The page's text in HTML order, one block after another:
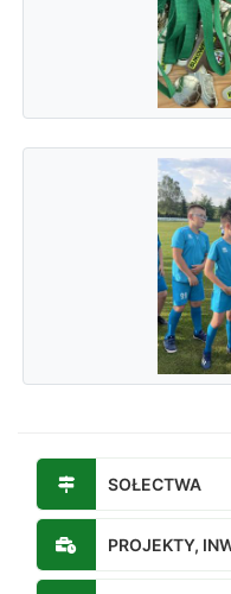
SOŁECTWA
PROJEKTY,